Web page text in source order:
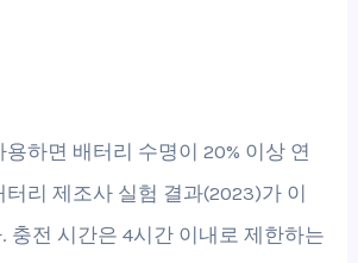
하면 배터리 수명이 20% 이상 연
리 제조사 실험 결과(2023)가 이
충전 시간은 4시간 이내로 제한하는